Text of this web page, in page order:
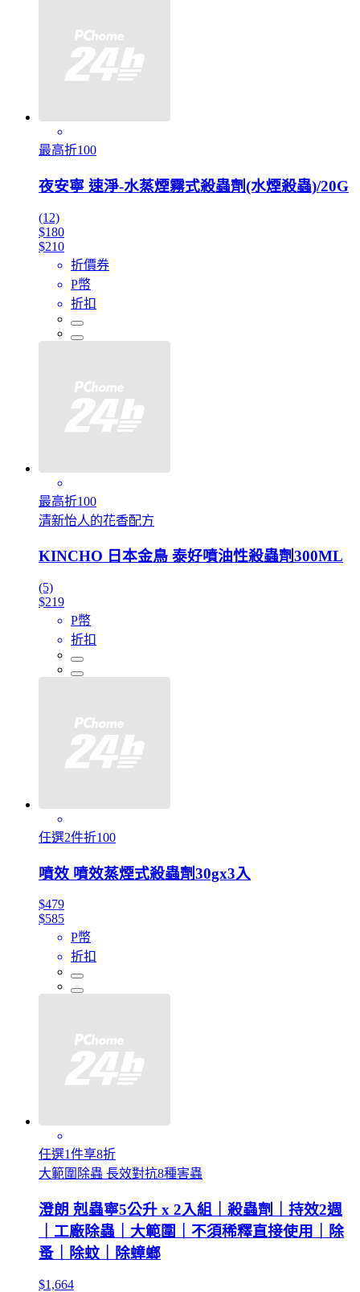
最高折100
夜安寧 速淨-水蒸煙霧式殺蟲劑(水煙殺蟲)/20G
(12)
$180
$210
折價券
P幣
折扣
最高折100
清新怡人的花香配方
KINCHO 日本金鳥 泰好噴油性殺蟲劑300ML
(5)
$219
P幣
折扣
任選2件折100
噴效 噴效蒸煙式殺蟲劑30gx3入
$479
$585
P幣
折扣
任選1件享8折
大範圍除蟲 長效對抗8種害蟲
澄朗 剋蟲寧5公升 x 2入組｜殺蟲劑｜持效2週
｜工廠除蟲｜大範圍｜不須稀釋直接使用｜除
蚤｜除蚊｜除蟑螂
$1,664